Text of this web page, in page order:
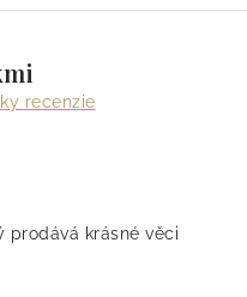
recenzie
prodává krásné věci